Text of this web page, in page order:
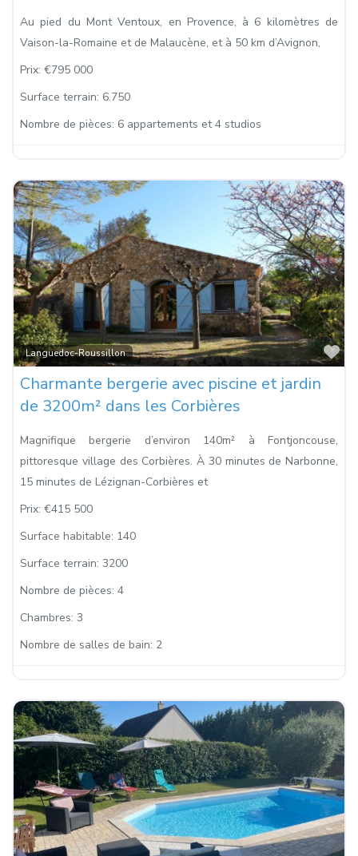
Au pied du Mont Ventoux, en Provence, à 6 kilomètres de
Vaison-la-Romaine et de Malaucène, et à 50 km d’Avignon,
Prix: €795 000
Surface terrain: 6.750
Nombre de pièces: 6 appartements et 4 studios
Languedoc-Roussillon
Charmante bergerie avec piscine et jardin
de 3200m² dans les Corbières
Magnifique bergerie d’environ 140m² à Fontjoncouse,
pittoresque village des Corbières. À 30 minutes de Narbonne,
15 minutes de Lézignan-Corbières et
Prix: €415 500
Surface habitable: 140
Surface terrain: 3200
Nombre de pièces: 4
Chambres: 3
Nombre de salles de bain: 2